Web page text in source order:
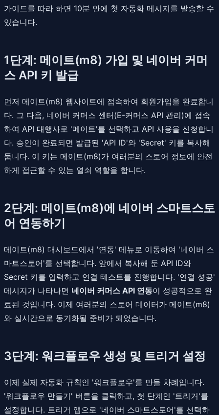
가이드를 따라 하면 10분 안에 첫 자동화 메시지를 발송할 수
있습니다.
1단계: 메이트(m8) 가입 및 네이버 커머
스 API 키 발급
먼저 메이트(m8) 웹사이트에 접속하여 회원가입을 완료합니
다. 그 다음, 네이버 커머스 센터(E-커머스 API 관리)에 접속
하여 API 대행사로 '메이트'를 선택하고 API 사용을 신청합니
다. 승인이 완료되면 발급된 'API ID'와 'Secret' 키를 복사해
둡니다. 이 키는 메이트(m8)가 여러분의 스토어 정보에 안전
하게 접근할 수 있는 열쇠 역할을 합니다.
2단계: 메이트(m8)에 네이버 스마트스토
어 연동하기
메이트(m8) 대시보드에서 '연동' 메뉴로 이동하여 '네이버 스
마트스토어'를 선택합니다. 앞에서 복사해 둔 API ID와
Secret 키를 입력하고 연결 테스트를 진행합니다. '연결 성공'
메시지가 나타나면 네이버 커머스 API 연동이 성공적으로 완
료된 것입니다. 이제 여러분의 스토어 데이터가 메이트(m8)
와 실시간으로 동기화될 준비가 되었습니다.
3단계: 워크플로우 생성 및 트리거 설정
이제 실제 자동화 규칙인 '워크플로우'를 만들 차례입니다.
'워크플로우 만들기' 버튼을 클릭하고, 첫 단계인 '트리거'를
설정합니다. 트리거 앱으로 '네이버 스마트스토어'를 선택하